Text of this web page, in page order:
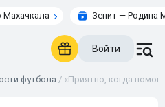
Зенит — Родина
Войти
футбола / «Приятно, когда